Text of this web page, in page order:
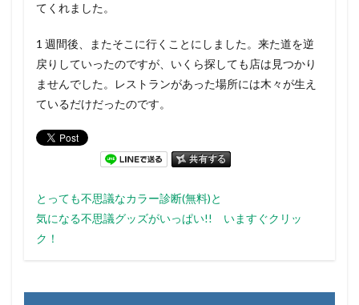
てくれました。
1 週間後、またそこに行くことにしました。来た道を逆
戻りしていったのですが、いくら探しても店は見つかり
ませんでした。レストランがあった場所には木々が生え
ているだけだったのです。
とっても不思議なカラー診断(無料)と
気になる不思議グッズがいっぱい!! いますぐクリッ
ク！